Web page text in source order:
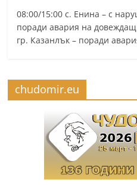
08:00/15:00 с. Енина – с
поради авария на
гр. Казанлък – поради
chudomir.eu